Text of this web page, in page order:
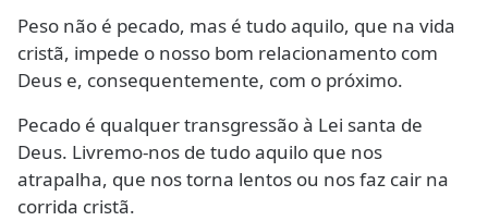
Peso não é pecado, mas é tudo aquilo, que na vida
cristã, impede o nosso bom relacionamento com
Deus e, consequentemente, com o próximo.
Pecado é qualquer transgressão à Lei santa de
Deus. Livremo-nos de tudo aquilo que nos
atrapalha, que nos torna lentos ou nos faz cair na
corrida cristã.